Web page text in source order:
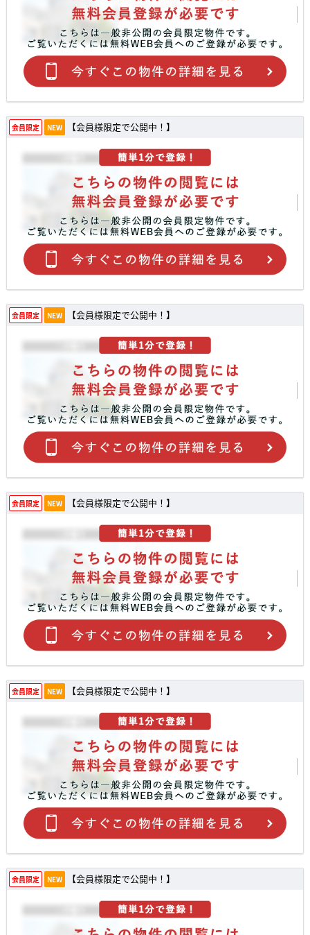
会員限定 NEW 【会員様限定で公開中！】
会員限定 NEW 【会員様限定で公開中！】
会員限定 NEW 【会員様限定で公開中！】
会員限定 NEW 【会員様限定で公開中！】
会員限定 NEW 【会員様限定で公開中！】